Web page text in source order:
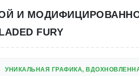
И
FURY
УНИКАЛЬНАЯ ГРАФИКА,